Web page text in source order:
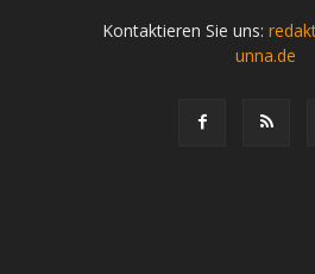
Kontaktieren Sie uns:
unna.de